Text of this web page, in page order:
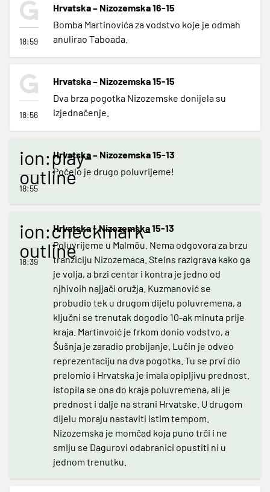
18:59
Hrvatska – Nizozemska 16-15
Bomba Martinovića za vodstvo koje je odmah
anulirao Taboada.
18:56
Hrvatska – Nizozemska 15-15
Dva brza pogotka Nizozemske donijela su
izjednačenje.
ion:play-
outline
18:55
Hrvatska – Nizozemska 15-13
Počelo je drugo poluvrijeme!
ion:checkmark-
outline
18:39
Hrvatska - Nizozemska 15-13
Poluvrijeme u Malmöu. Nema odgovora za brzu
tranziciju Nizozemaca. Steins razigrava kako ga
je volja, a brzi centar i kontra je jedno od
njhivoih najjači oružja. Kuzmanović se
probudio tek u drugom dijelu poluvremena, a
ključni se trenutak dogodio 10-ak minuta prije
kraja. Martinvoić je frkom donio vodstvo, a
Šušnja je zaradio probijanje. Lučin je odveo
reprezentaciju na dva pogotka. Tu se prvi dio
prelomio i Hrvatska je imala opipljivu prednost.
Istopila se ona do kraja poluvremena, ali je
prednost i dalje na strani Hrvatske. U drugom
dijelu moraju nastaviti istim tempom.
Nizozemska je momčad koja puno trči i ne
smiju se Dagurovi odabranici opustiti ni u
jednom trenutku.